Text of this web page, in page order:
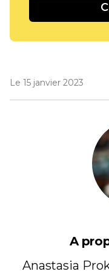
Le 15 janvier 2023
A
Anastasia